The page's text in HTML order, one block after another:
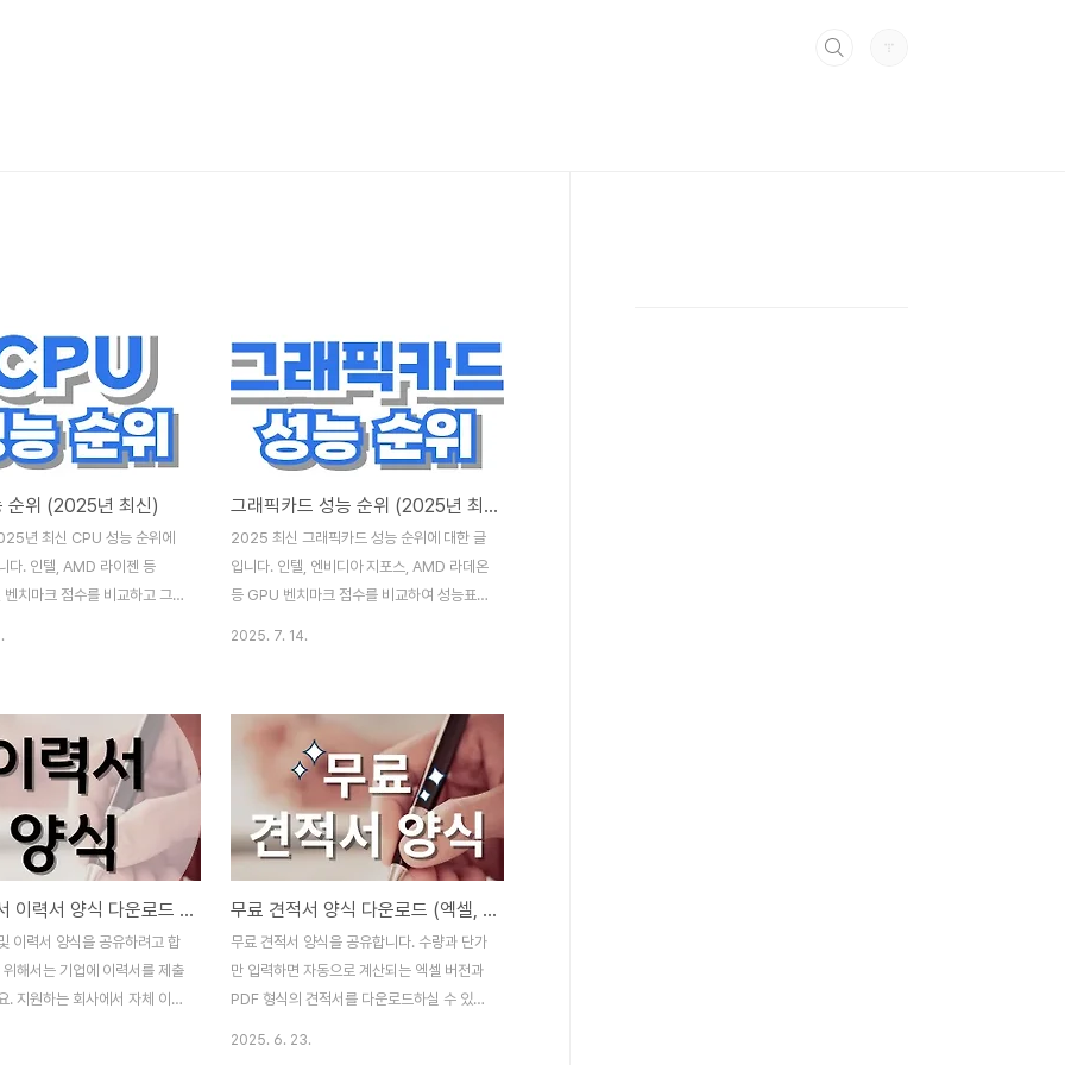
순위 (2025년 최신)
년 최신 CPU 성능 순위에
다. 인텔, AMD 라이젠 등
치마크 점수를 비교하고 그에
는 멀티스레드 CPU 성능 순위
다. 그래픽카드 성능 순위 확인
능 순위표 (2025년)본 글에서
(Multithread) CPU 성능 순
제공합니다. 단축키 Ctrl+f를
는 모델을 쉽게 찾으실 수 있습
서 원하는 모델명을 찾지 못
이트에서 직접 검색하여 모델
니다. 성능 순위..
그래픽카드 성능 순위 (2025년 최신)
2025 최신 그래픽카드 성능 순위에 대한 글
입니다. 인텔, 엔비디아 지포스, AMD 라데온
등 GPU 벤치마크 점수를 비교하여 성능표를
위권 그래픽카드의 성능 순위표를 제공합니
다. 특정 게임 사양에 적합한 그래픽카드를
찾고 있다면 그래픽카드 비교 사이트(바로가
기)를 통해 게임에서 요구하는 최소사양과 내
그래픽카드를 비교해볼 수 있습니다. 모델명
을 입력하고 COMPARE 버튼을 누른 뒤,
G3D Mark 점수를 비교하세요. 점수가 높을
수록 좋습니다. 내 CPU 순위 확인하기 그래
픽카드 성능 순위표 (2025년)3D 그래픽 성
능 테스..
2025. 7. 14.
자기소개서 이력서 양식 다운로드 (무료)
이력서 양식을 공유하려고 합
해서는 기업에 이력서를 제출
. 지원하는 회사에서 자체 이력
무료 견적서 양식 다운로드 (엑셀, 한글 hwp)
무료 견적서 양식을 공유합니다. 수량과 단가
만 입력하면 자동으로 계산되는 엑셀 버전과
PDF 형식의 견적서를 다운로드하실 수 있습
2025. 6. 23.